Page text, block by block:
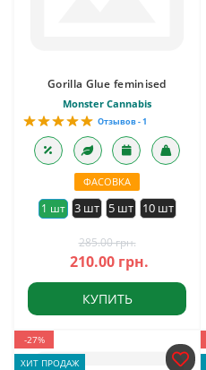
Gorilla Glue feminised
Monster Cannabis
Отзывов - 1
ФАСОВКА
1 шт 3 шт 5 шт 10 шт
285.00 грн.
210.00 грн.
КУПИТЬ
-27%
ХИТ ПРОДАЖ